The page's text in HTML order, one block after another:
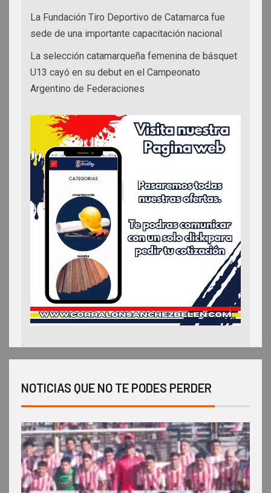
La Fundación Tiro Deportivo de Catamarca fue
sede de una importante capacitación nacional
La selección catamarqueña femenina de básquet
U13 cayó en su debut en el Campeonato
Argentino de Federaciones
NOTICIAS QUE NO TE PODES PERDER